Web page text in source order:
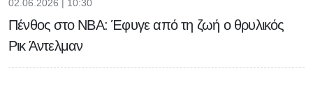
02.06.2026 | 10:30
Πένθος στο NBA: Έφυγε από τη ζωή ο θρυλικός
Ρικ Άντελμαν